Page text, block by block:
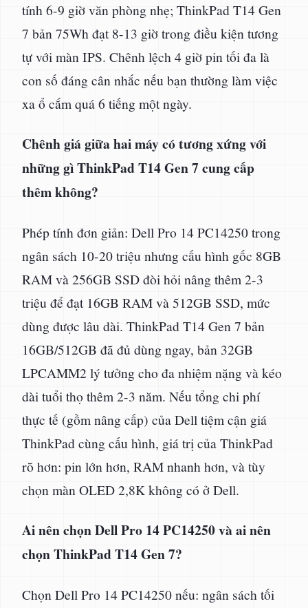
tính 6-9 giờ văn phòng nhẹ; ThinkPad T14 Gen
7 bản 75Wh đạt 8-13 giờ trong điều kiện tương
tự với màn IPS. Chênh lệch 4 giờ pin tối đa là
con số đáng cân nhắc nếu bạn thường làm việc
xa ổ cắm quá 6 tiếng một ngày.
Chênh giá giữa hai máy có tương xứng với
những gì ThinkPad T14 Gen 7 cung cấp
thêm không?
Phép tính đơn giản: Dell Pro 14 PC14250 trong
ngân sách 10-20 triệu nhưng cấu hình gốc 8GB
RAM và 256GB SSD đòi hỏi nâng thêm 2-3
triệu để đạt 16GB RAM và 512GB SSD, mức
dùng được lâu dài. ThinkPad T14 Gen 7 bản
16GB/512GB đã đủ dùng ngay, bản 32GB
LPCAMM2 lý tưởng cho đa nhiệm nặng và kéo
dài tuổi thọ thêm 2-3 năm. Nếu tổng chi phí
thực tế (gồm nâng cấp) của Dell tiệm cận giá
ThinkPad cùng cấu hình, giá trị của ThinkPad
rõ hơn: pin lớn hơn, RAM nhanh hơn, và tùy
chọn màn OLED 2,8K không có ở Dell.
Ai nên chọn Dell Pro 14 PC14250 và ai nên
chọn ThinkPad T14 Gen 7?
Chọn Dell Pro 14 PC14250 nếu: ngân sách tối